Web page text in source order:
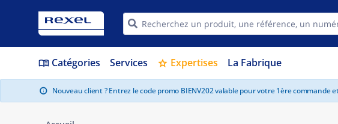
menu_book Catégories Services star Expertises La Fabrique
info Nouveau client ? Entrez le code promo BIENV202 valable pour votre 1ère commande